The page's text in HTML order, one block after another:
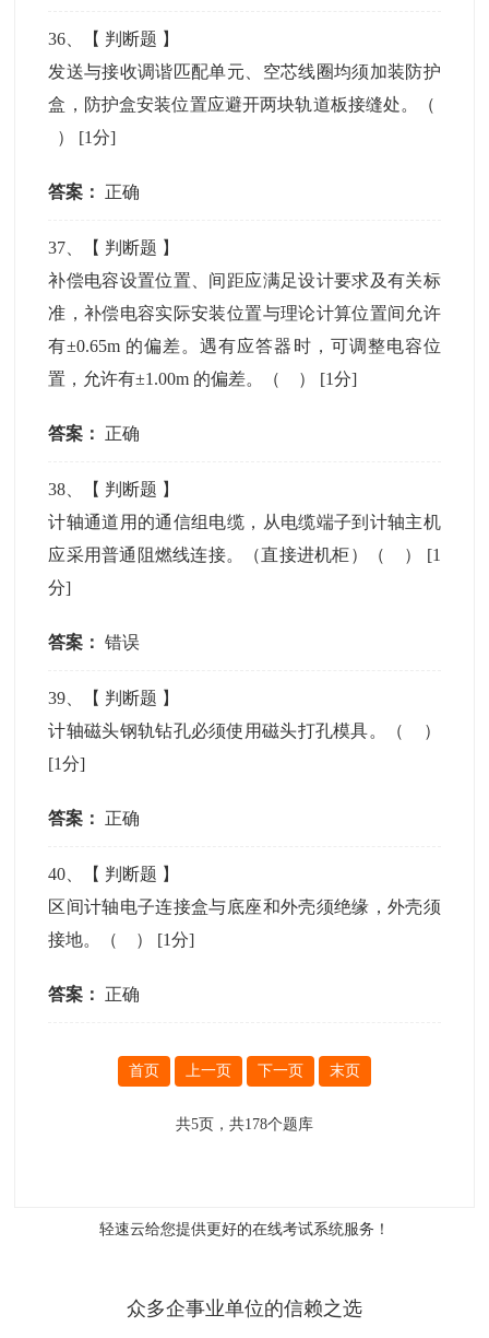
36 、【 判断题 】
发送与接收调谐匹配单元、空芯线圈均须加装防护
盒，防护盒安装位置应避开两块轨道板接缝处。（
） [1分]
答案： 正确
37 、【 判断题 】
补偿电容设置位置、间距应满足设计要求及有关标
准，补偿电容实际安装位置与理论计算位置间允许
有±0.65m 的偏差。遇有应答器时，可调整电容位
置，允许有±1.00m 的偏差。（ ） [1分]
答案： 正确
38 、【 判断题 】
计轴通道用的通信组电缆，从电缆端子到计轴主机
应采用普通阻燃线连接。（直接进机柜）（ ） [1
分]
答案： 错误
39 、【 判断题 】
计轴磁头钢轨钻孔必须使用磁头打孔模具。（ ）
[1分]
答案： 正确
40 、【 判断题 】
区间计轴电子连接盒与底座和外壳须绝缘，外壳须
接地。（ ） [1分]
答案： 正确
首页 上一页 下一页 末页
共5页，共178个题库
轻速云给您提供更好的在线考试系统服务！
众多企事业单位的信赖之选